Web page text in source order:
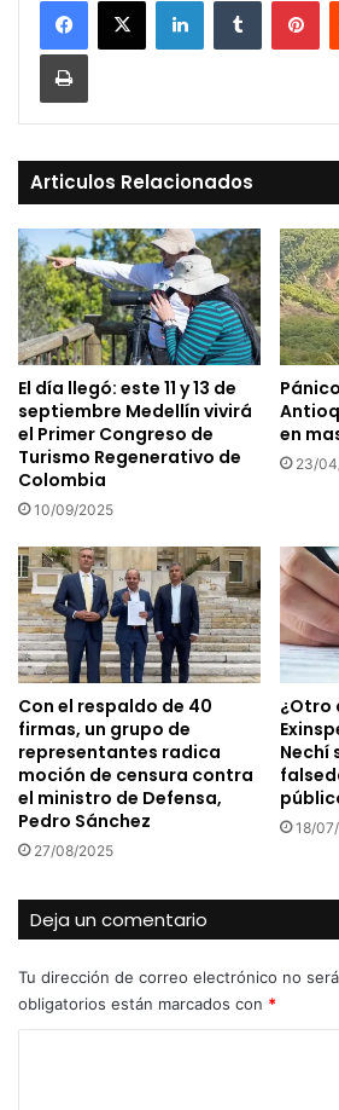
Print
Articulos Relacionados
El día llegó: este 11 y 13 de
septiembre Medellín vivirá
el Primer Congreso de
Turismo Regenerativo de
Colombia
10/09/2025
en
23/
Con el respaldo de 40
firmas, un grupo de
representantes radica
moción de censura contra
el ministro de Defensa,
Pedro Sánchez
27/08/2025
¿Otro
Nechí
18/
Deja un comentario
Tu dirección de correo electrónico no
obligatorios están marcados con *